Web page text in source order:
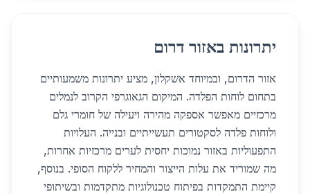
יתרונות באזור דרום
אזור הדרום, ובמיוחד אשקלון, מציע יתרונות משמעותיים
בתחום לוחות הפלדה. המיקום הגאוגרפי הקרוב לנמלים
מרכזיים מאפשר אספקה מהירה ויעילה של חומרי גלם
ולוחות פלדה לסקטורים תעשייתיים ובנייה. העלויות
התפעוליות באזור נמוכות יחסית לערים מרכזיות אחרות,
מה שמוריד את עלות הייצור והמחיר ללקוח הסופי. בנוסף,
קיימת התמקדות בפיתוח טכנולוגיות מתקדמות ובשיתופי